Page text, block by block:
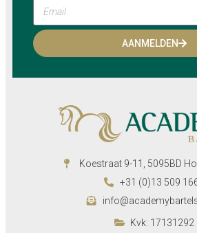
AANMELDEN
Koestraat 9-11, 5095BD
+31 (0)13 509
Kvk: 17131292